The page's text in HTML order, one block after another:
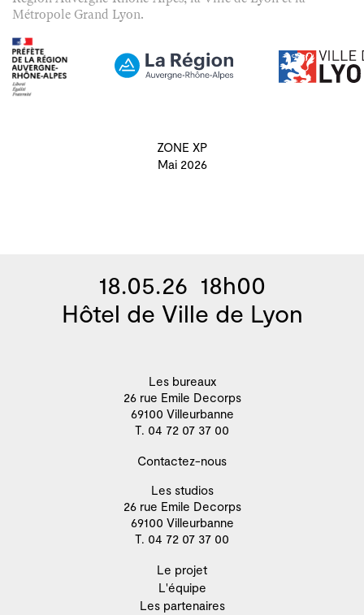
Métropole Grand Lyon.
ZONE XP
Mai 2026
18.05.26 18h00
Hôtel de Ville de Lyon
Les bureaux
26 rue Emile Decorps
69100 Villeurbanne
T. 04 72 07 37 00
Contactez-nous
Les studios
26 rue Emile Decorps
69100 Villeurbanne
T. 04 72 07 37 00
Le projet
L'équipe
Les partenaires